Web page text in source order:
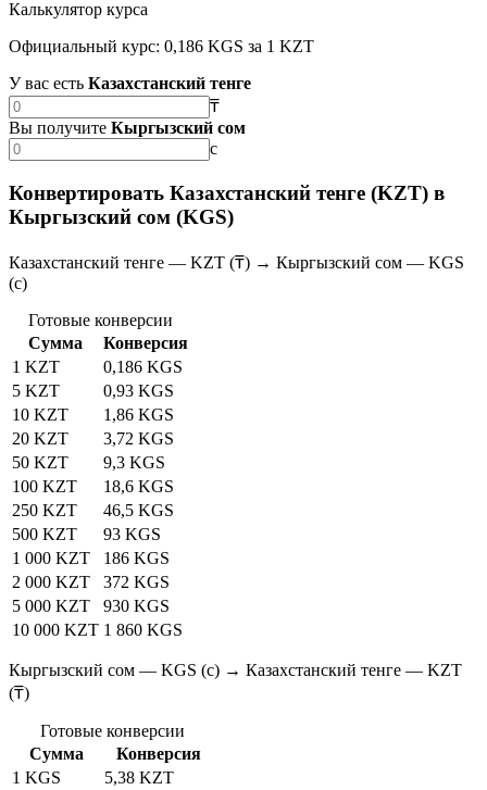
Калькулятор курса
Официальный курс: 0,186 KGS за 1 KZT
У вас есть Казахстанский тенге
₸
Вы получите Кыргызский сом
с
Конвертировать Казахстанский тенге (KZT) в
Кыргызский сом (KGS)
Казахстанский тенге — KZT (₸) → Кыргызский сом — KGS
(с)
Готовые конверсии
Сумма
Конверсия
1 KZT
0,186 KGS
5 KZT
0,93 KGS
10 KZT
1,86 KGS
20 KZT
3,72 KGS
50 KZT
9,3 KGS
100 KZT
18,6 KGS
250 KZT
46,5 KGS
500 KZT
93 KGS
1 000 KZT
186 KGS
2 000 KZT
372 KGS
5 000 KZT
930 KGS
10 000 KZT 1 860 KGS
Кыргызский сом — KGS (с) → Казахстанский тенге — KZT
(₸)
Готовые конверсии
Сумма
Конверсия
1 KGS
5,38 KZT